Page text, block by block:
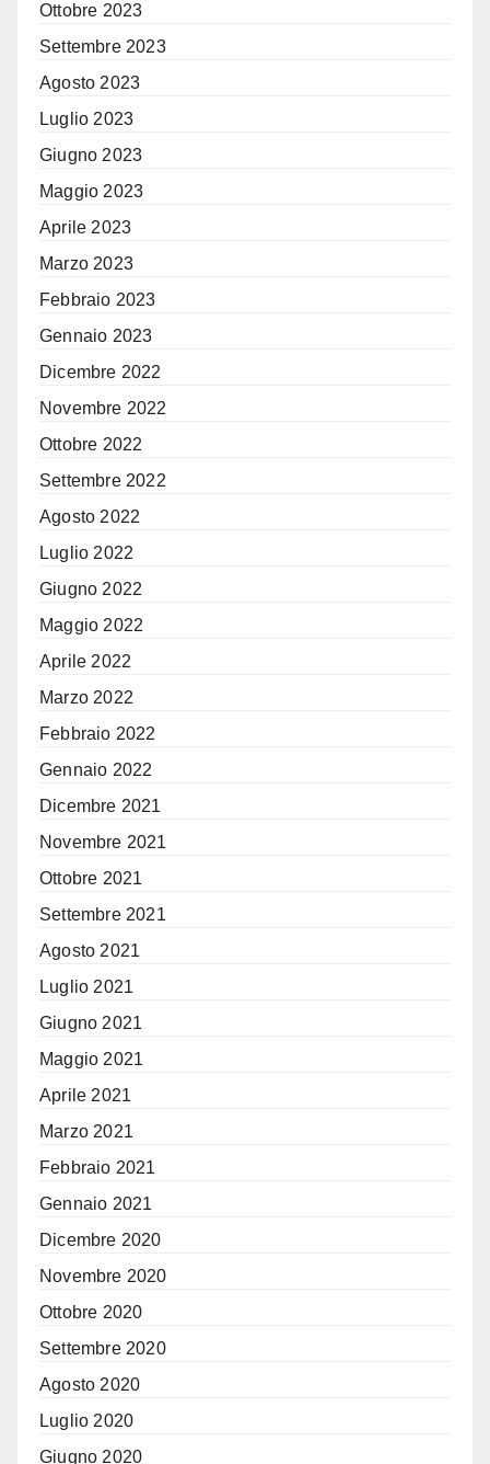
Ottobre 2023
Settembre 2023
Agosto 2023
Luglio 2023
Giugno 2023
Maggio 2023
Aprile 2023
Marzo 2023
Febbraio 2023
Gennaio 2023
Dicembre 2022
Novembre 2022
Ottobre 2022
Settembre 2022
Agosto 2022
Luglio 2022
Giugno 2022
Maggio 2022
Aprile 2022
Marzo 2022
Febbraio 2022
Gennaio 2022
Dicembre 2021
Novembre 2021
Ottobre 2021
Settembre 2021
Agosto 2021
Luglio 2021
Giugno 2021
Maggio 2021
Aprile 2021
Marzo 2021
Febbraio 2021
Gennaio 2021
Dicembre 2020
Novembre 2020
Ottobre 2020
Settembre 2020
Agosto 2020
Luglio 2020
Giugno 2020